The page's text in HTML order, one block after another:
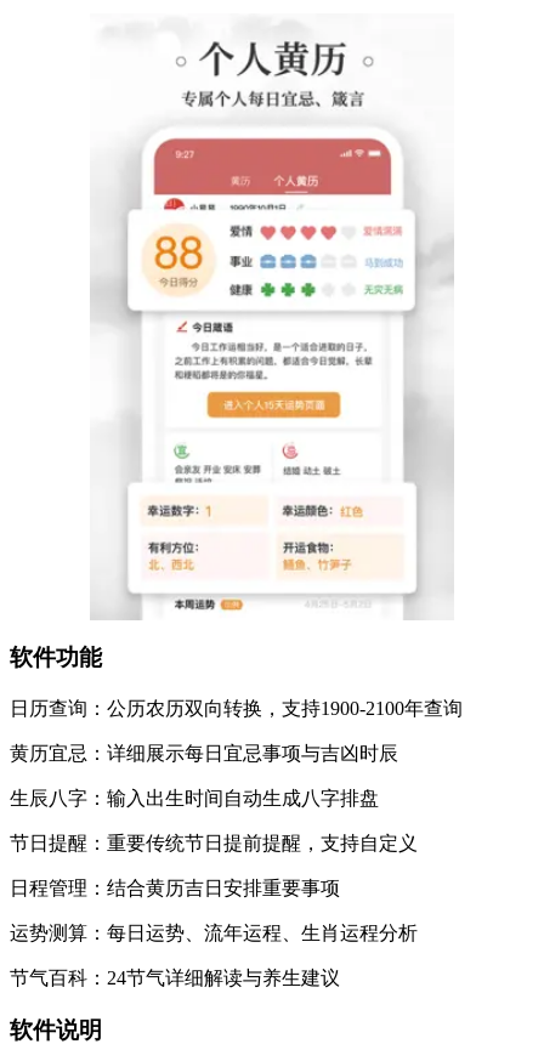
软件功能
日历查询：公历农历双向转换，支持1900-2100年查询
黄历宜忌：详细展示每日宜忌事项与吉凶时辰
生辰八字：输入出生时间自动生成八字排盘
节日提醒：重要传统节日提前提醒，支持自定义
日程管理：结合黄历吉日安排重要事项
运势测算：每日运势、流年运程、生肖运程分析
节气百科：24节气详细解读与养生建议
软件说明